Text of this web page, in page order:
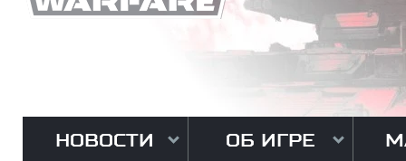
НОВОСТИ ОБ ИГРЕ